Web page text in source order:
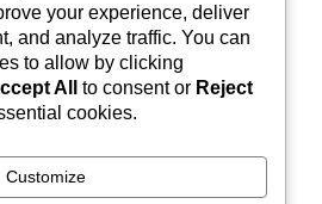
your experience, deliver
and analyze traffic. You can
to allow by clicking
All to consent or Reject
cookies.
Customize